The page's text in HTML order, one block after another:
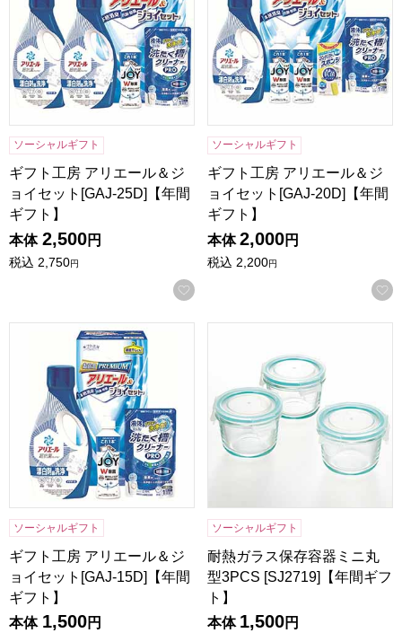
ソーシャルギフト
ギフト工房 アリエール＆ジ
ョイセット[GAJ-25D]【年間
ギフト】
本体 2,500円
税込 2,750円
お気に入りに登録する
ソーシャルギフト
ギフト工房 アリエール＆ジ
ョイセット[GAJ-20D]【年間
ギフト】
本体 2,000円
税込 2,200円
ギフト工房 アリエール＆ジョイセット[GAJ-15D]【年間ギフ
ソーシャルギフト
ギフト工房 アリエール＆ジ
ョイセット[GAJ-15D]【年間
ギフト】
本体 1,500円
ソーシャルギフト
耐熱ガラス保存容器ミニ丸
型3PCS [SJ2719]【年間ギフ
ト】
本体 1,500円